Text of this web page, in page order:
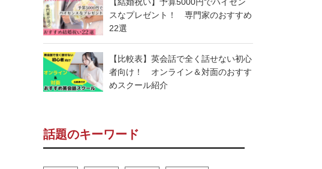
スなプレゼント！ 専門家のおすすめ
22選
【比較表】英会話で全く話せない初心
者向け！ オンライン＆対面のおすす
めスクール紹介
話題のキーワード